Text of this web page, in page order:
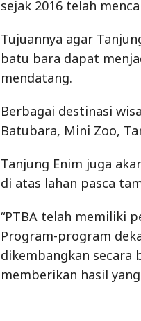
sejak 2016 telah
Tujuannya agar
batu bara dapat
mendatang.
Berbagai destinasi
Batubara, Mini Zoo,
Tanjung Enim juga
di atas lahan pasca
“PTBA telah memiliki
Program-program
dikembangkan
memberikan hasil